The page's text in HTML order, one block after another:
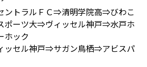
ントラルＦＣ⇒清明学院高⇒びわこ
ポーツ大⇒ヴィッセル神戸⇒水戸ホ
ホック
ッセル神戸⇒サガン鳥栖⇒アビスパ